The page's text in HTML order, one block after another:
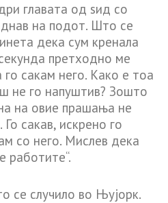
главата од ѕид со
на подот. Што се
дека сум кренала
претходно ме
сакам него. Како е тоа
не го напуштив? Зошто
на овие прашања не
сакав, искрено го
со него. Мислев дека
работите“.
се случило во Њујорк.